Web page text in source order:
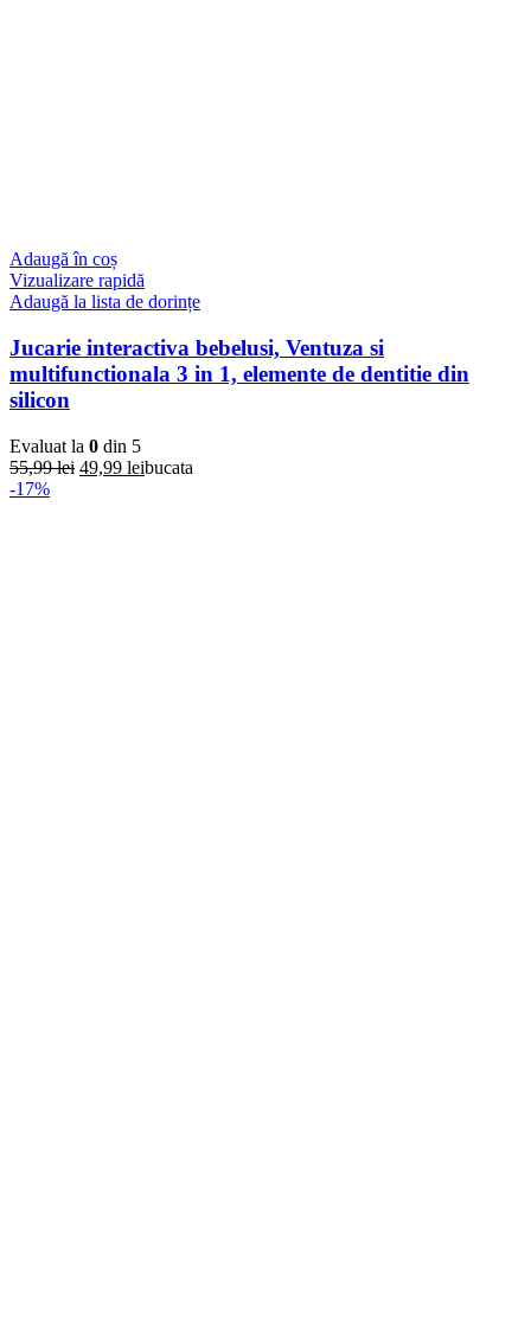
Adaugă în coș
Vizualizare rapidă
Adaugă la lista de dorințe
Jucarie interactiva bebelusi, Ventuza si
multifunctionala 3 in 1, elemente de dentitie din
silicon
Evaluat la 0 din 5
55,99lei Prețul
49,99 leiPrețul
bucata
-17%